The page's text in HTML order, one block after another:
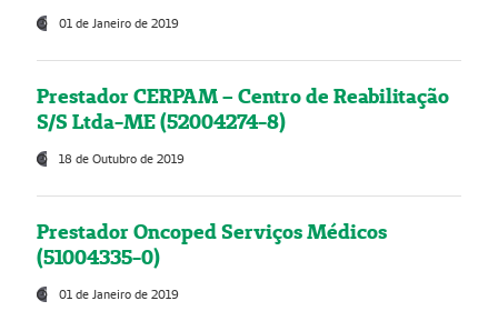
01 de Janeiro de 2019
Prestador CERPAM – Centro de Reabilitação
S/S Ltda-ME (52004274-8)
18 de Outubro de 2019
Prestador Oncoped Serviços Médicos
(51004335-0)
01 de Janeiro de 2019